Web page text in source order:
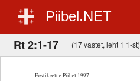
Piibel.NET
Rt 2:1-17 (17 vastet, leht 1 1-st)
Eestikeelne Piibel 1997